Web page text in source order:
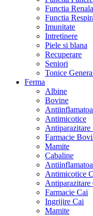
Functia Renala
Functia
Imunitate
Intretinere
Piele si blana
Recuperare
Seniori
Tonice
Ferma
Albine
Bovine
Antimicotice
Farmacie
Mamite
Cabaline
Antimicotice
Antiparazitare
Farmacie Cai
Ingrijire Cai
Mamite